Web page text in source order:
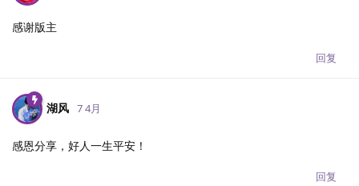
感谢版主
回复
湖风 7 4月
感恩分享，好人一生平安！
回复